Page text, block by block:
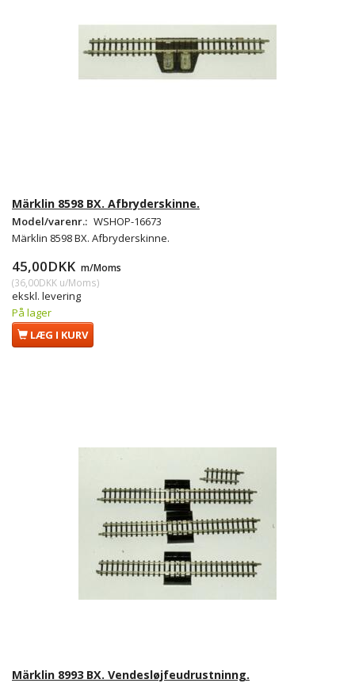
Märklin 8598 BX. Afbryderskinne.
Model/varenr.: WSHOP-16673
Märklin 8598 BX. Afbryderskinne.
45,00DKK m/Moms
(36,00DKK u/Moms)
ekskl. levering
På lager
LÆG I KURV
Märklin 8993 BX. Vendesløjfeudrustninng.